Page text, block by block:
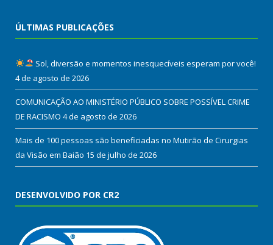
ÚLTIMAS PUBLICAÇÕES
Sol, diversão e momentos inesquecíveis esperam por você!
4 de agosto de 2026
COMUNICAÇÃO AO MINISTÉRIO PÚBLICO SOBRE POSSÍVEL CRIME
DE RACISMO 4 de agosto de 2026
Mais de 100 pessoas são beneficiadas no Mutirão de Cirurgias
da Visão em Baião 15 de julho de 2026
DESENVOLVIDO POR CR2